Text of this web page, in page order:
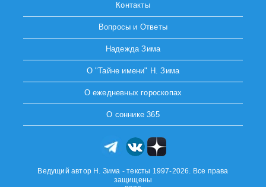
Контакты
Вопросы и Ответы
Надежда Зима
О "Тайне имени" Н. Зима
О ежедневных гороскопах
О соннике 365
Ведущий автор Н. Зима - тексты 1997-2026. Все права
защищены